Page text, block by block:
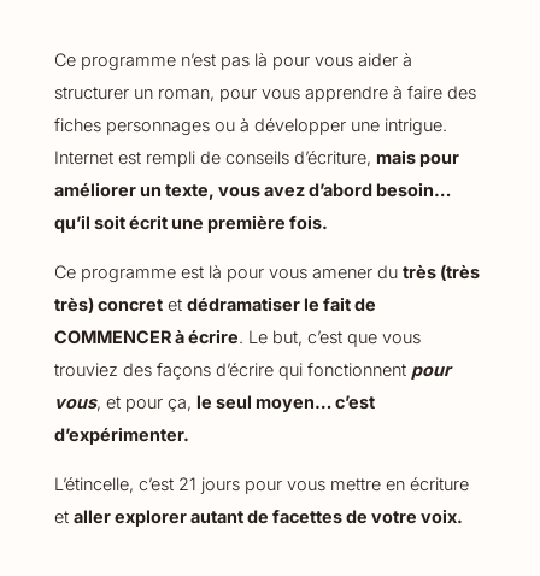
Ce programme n’est pas là pour vous aider à
structurer un roman, pour vous apprendre à faire des
fiches personnages ou à développer une intrigue.
Internet est rempli de conseils d’écriture, mais pour
améliorer un texte, vous avez d’abord besoin…
qu’il soit écrit une première fois.
Ce programme est là pour vous amener du très (très
très) concretet dédramatiser le fait de
COMMENCER à écrire. Le but, c’est que vous
trouviez des façons d’écrire qui fonctionnent pour
vous, et pour ça, le seul moyen… c’est
d’expérimenter.
L’étincelle, c’est 21 jours pour vous mettre en écriture
et aller explorer autant de facettes de votre voix.